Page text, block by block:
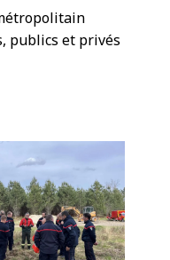
publics et privés